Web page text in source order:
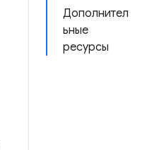
Дополнител
ьные
ресурсы